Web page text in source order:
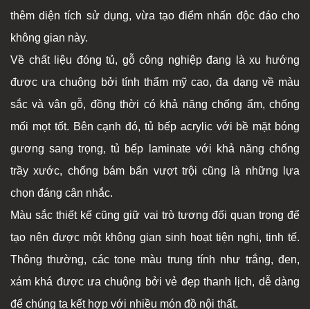
thêm diện tích sử dụng, vừa tạo điểm nhấn độc đáo cho
không gian này.
Về chất liệu đóng tủ, gỗ công nghiệp đang là xu hướng
được ưa chuộng bởi tính thẩm mỹ cao, đa dạng về màu
sắc và vân gỗ, đồng thời có khả năng chống ẩm, chống
mối mọt tốt. Bên cạnh đó, tủ bếp acrylic với bề mặt bóng
gương sang trọng, tủ bếp laminate với khả năng chống
trầy xước, chống bám bẩn vượt trội cũng là những lựa
chọn đáng cân nhắc.
Màu sắc thiết kế cũng giữ vai trò tương đối quan trọng để
tạo nên được một không gian sinh hoạt tiện nghi, tinh tế.
Thông thường, các tone màu trung tính như trắng, đen,
xám khá được ưa chuộng bởi vẻ đẹp thanh lịch, dễ dàng
để chúng ta kết hợp với nhiều món đồ nội thất.